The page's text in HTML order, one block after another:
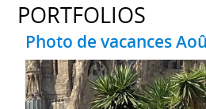
PORTFOLIOS
Photo de vacances